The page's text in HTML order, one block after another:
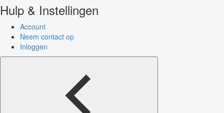
Hulp & Instellingen
Account
Neem contact op
Inloggen